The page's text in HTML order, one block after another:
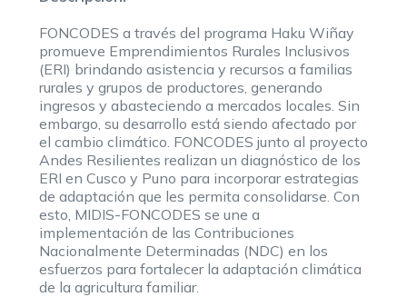
FONCODES a través del programa Haku Wiñay
promueve Emprendimientos Rurales Inclusivos
(ERI) brindando asistencia y recursos a familias
rurales y grupos de productores, generando
ingresos y abasteciendo a mercados locales. Sin
embargo, su desarrollo está siendo afectado por
el cambio climático. FONCODES junto al proyecto
Andes Resilientes realizan un diagnóstico de los
ERI en Cusco y Puno para incorporar estrategias
de adaptación que les permita consolidarse. Con
esto, MIDIS-FONCODES se une a
implementación de las Contribuciones
Nacionalmente Determinadas (NDC) en los
esfuerzos para fortalecer la adaptación climática
de la agricultura familiar.